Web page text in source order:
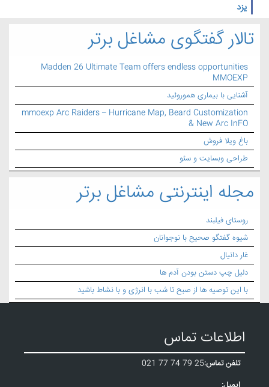
یزد
تالار گفتگوی مشاغل برتر
Madden 26 Ultimate Team offers endless opportunities
MMOEXP
آشنایی با بیماری هموروئید
mmoexp Arc Raiders – Hurricane Map, Beard Customization
& New Arc InFO
باغ ویلا فروش
طراحی وبسایت و سئو
مجله اینترنتی مشاغل برتر
روستای فیلبند
شیوه گفتگو صحیح با نوجوانان
غار دانیال
دلیل چپ دستن بودن آدم ها
با این توصیه ها از صبح تا شب با انرژی و با نشاط باشید
اطلاعات تماس
تلفن تماس:021 77 74 79 25